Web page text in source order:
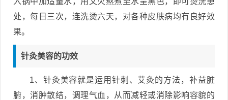
处，每日三次，连洗烫六天，对各种皮肤病均有良好效
果。
针灸美容的功效
1、针灸美容就是运用针刺、艾灸的方法，补益脏
腑，消肿散结，调理气血，从而减轻或消除影响容貌的